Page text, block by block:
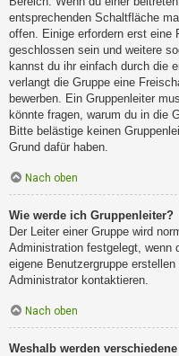
entsprechenden Schaltfläche
offen. Einige erfordern erst eine
geschlossen sein und weitere
kannst du ihr einfach durch die
verlangt die Gruppe eine
bewerben. Ein Gruppenleiter
könnte fragen, warum du in die
Bitte belästige keinen
Grund dafür haben.
Nach oben
Wie werde ich Gruppenleiter?
Der Leiter einer Gruppe wird
Administration festgelegt, wenn
eigene Benutzergruppe
Administrator kontaktieren.
Nach oben
Weshalb werden